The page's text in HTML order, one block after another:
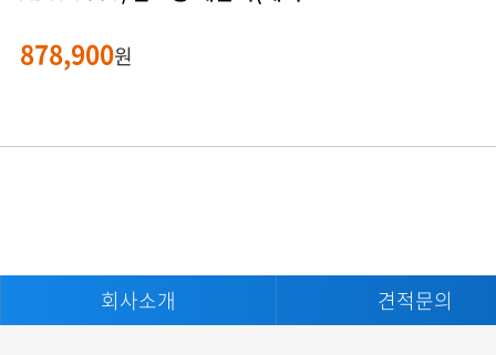
878,900원
회사소개 견적문의